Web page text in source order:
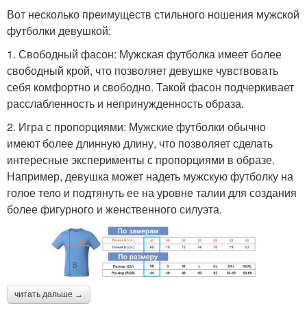
Вот несколько преимуществ стильного ношения мужской
футболки девушкой:
1. Свободный фасон: Мужская футболка имеет более
свободный крой, что позволяет девушке чувствовать
себя комфортно и свободно. Такой фасон подчеркивает
расслабленность и непринужденность образа.
2. Игра с пропорциями: Мужские футболки обычно
имеют более длинную длину, что позволяет сделать
интересные эксперименты с пропорциями в образе.
Например, девушка может надеть мужскую футболку на
голое тело и подтянуть ее на уровне талии для создания
более фигурного и женственного силуэта.
читать дальше →